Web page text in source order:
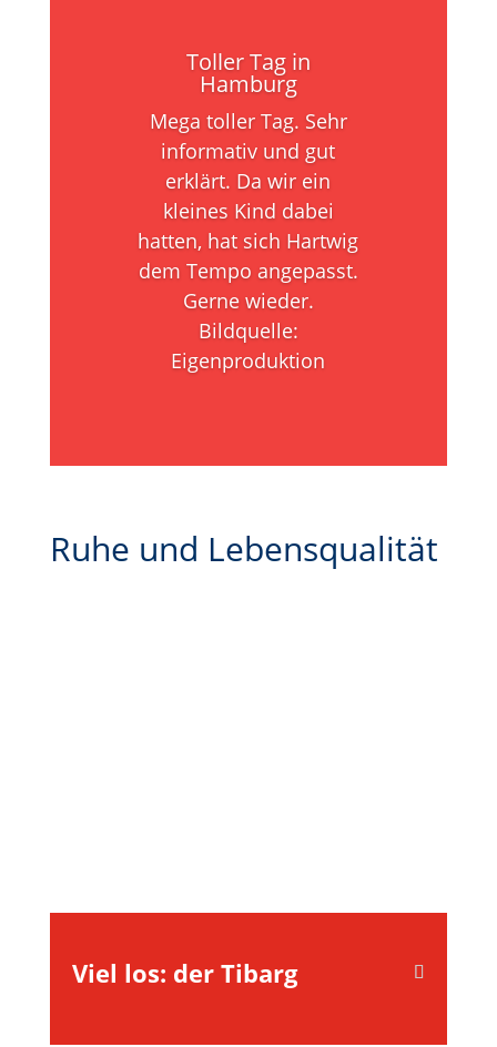
Toller Tag in
Hamburg
Mega toller Tag. Sehr
informativ und gut
erklärt. Da wir ein
kleines Kind dabei
hatten, hat sich Hartwig
dem Tempo angepasst.
Gerne wieder.
Bildquelle:
Eigenproduktion
Ruhe und Lebensqualität
Viel los: der Tibarg